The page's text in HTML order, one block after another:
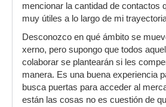
mencionar la cantidad de contactos
muy útiles a lo largo de mi
Desconozco en qué ámbito se
xerno, pero supongo que todos
colaborar se plantearán si les
manera. Es una buena experiencia
busca puertas para acceder al
están las cosas no es cuestión de